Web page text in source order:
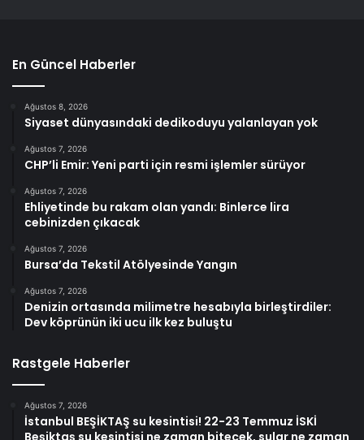
En Güncel Haberler
Ağustos 8, 2026
Siyaset dünyasındaki dedikoduyu yalanlayan yok
Ağustos 7, 2026
CHP’li Emir: Yeni parti için resmi işlemler sürüyor
Ağustos 7, 2026
Ehliyetinde bu rakam olan yandı: Binlerce lira
cebinizden çıkacak
Ağustos 7, 2026
Bursa’da Tekstil Atölyesinde Yangın
Ağustos 7, 2026
Denizin ortasında milimetre hesabıyla birleştirdiler:
Dev köprünün iki ucu ilk kez buluştu
Rastgele Haberler
Ağustos 7, 2026
İstanbul BEŞİKTAŞ su kesintisi! 22-23 Temmuz İSKİ